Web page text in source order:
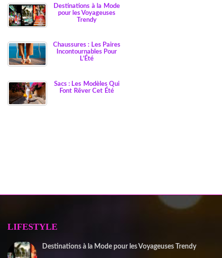
Destinations à la Mode
pour les Voyageuses
Trendy
Chaussures : Les Paires
Incontournables Pour
L’Été
Sacs : Les Modèles Qui
Font Rêver Cet Été
LIFESTYLE
Destinations à la Mode pour les Voyageuses Trendy